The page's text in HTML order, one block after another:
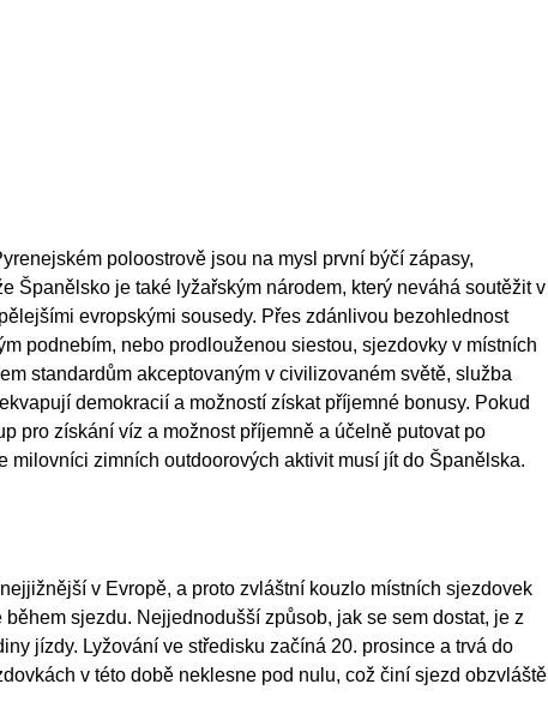
poloostrově jsou na mysl první býčí zápasy,
Španělsko je také lyžařským národem, který neváhá soutěžit v
evropskými sousedy. Přes zdánlivou bezohlednost
podnebím, nebo prodlouženou siestou, sjezdovky v místních
standardům akceptovaným v civilizovaném světě, služba
demokracií a možností získat příjemné bonusy. Pokud
pro získání víz a možnost příjemně a účelně putovat po
milovníci zimních outdoorových aktivit musí jít do Španělska.
v Evropě, a proto zvláštní kouzlo místních sjezdovek
sjezdu. Nejjednodušší způsob, jak se sem dostat, je z
jízdy. Lyžování ve středisku začíná 20. prosince a trvá do
v této době neklesne pod nulu, což činí sjezd obzvláště